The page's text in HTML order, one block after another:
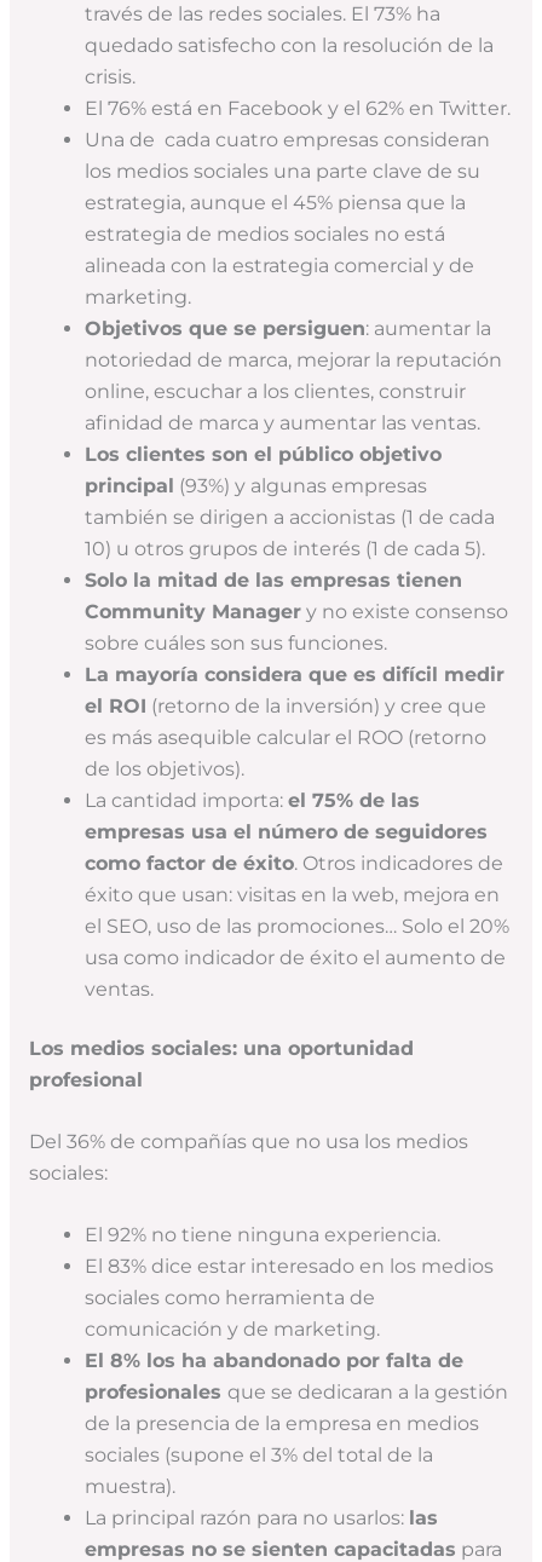
través de las redes sociales. El 73% ha
quedado satisfecho con la resolución de la
crisis.
El 76% está en Facebook y el 62% en Twitter.
Una de cada cuatro empresas consideran
los medios sociales una parte clave de su
estrategia, aunque el 45% piensa que la
estrategia de medios sociales no está
alineada con la estrategia comercial y de
marketing.
Objetivos que se persiguen: aumentar la
notoriedad de marca, mejorar la reputación
online, escuchar a los clientes, construir
afinidad de marca y aumentar las ventas.
Los clientes son el público objetivo
principal (93%) y algunas empresas
también se dirigen a accionistas (1 de cada
10) u otros grupos de interés (1 de cada 5).
Solo la mitad de las empresas tienen
Community Manager y no existe consenso
sobre cuáles son sus funciones.
La mayoría considera que es difícil medir
el ROI (retorno de la inversión) y cree que
es más asequible calcular el ROO (retorno
de los objetivos).
La cantidad importa:el 75% de las
empresas usa el número de seguidores
como factor de éxito. Otros indicadores de
éxito que usan: visitas en la web, mejora en
el SEO, uso de las promociones… Solo el 20%
usa como indicador de éxito el aumento de
ventas.
Los medios sociales: una oportunidad
profesional
Del 36% de compañías que no usa los medios
sociales:
El 92% no tiene ninguna experiencia.
El 83% dice estar interesado en los medios
sociales como herramienta de
comunicación y de marketing.
El 8% los ha abandonado por falta de
profesionalesque se dedicaran a la gestión
de la presencia de la empresa en medios
sociales (supone el 3% del total de la
muestra).
La principal razón para no usarlos: las
empresas no se sienten capacitadas para